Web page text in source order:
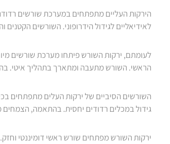
הירקות העליים מתפתחים במערכת שורשים
לאידיאליים לגידול הידרופוני. השורשים
לעומתם, ירקות השורש פיתחו מערכת שורשים
הראשי. השורש מתעבה ומתארך בתהליך איטי.
השורשים הסיביים של ירקות העלים מתפתחים
גידול במכלים רדודים יחסית. בהתאמה, הצמחים
ירקות השורש מפתחים שורש ראשי דומיננטי